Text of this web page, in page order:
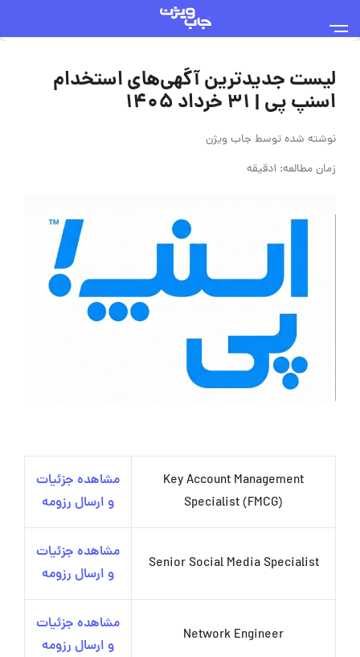
لیست جدیدترین آگهی‌های استخدام
اسنپ پی | ۳۱ خرداد ۱۴۰۵
نوشته شده توسطجاب ویژن
زمان مطالعه: 1دقیقه
Key Account Management
Specialist (FMCG)
مشاهده جزئیات
و ارسال رزومه
Senior Social Media Specialist
مشاهده جزئیات
و ارسال رزومه
Network Engineer
مشاهده جزئیات
و ارسال رزومه